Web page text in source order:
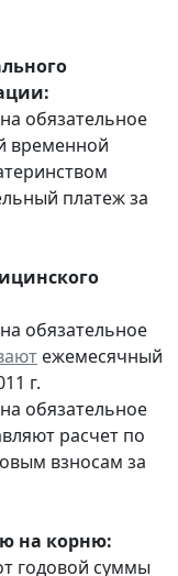
обязательное
временной
платеж за
обязательное
ежемесячный
г.
обязательное
расчет по
взносам за
на корню:
годовой суммы